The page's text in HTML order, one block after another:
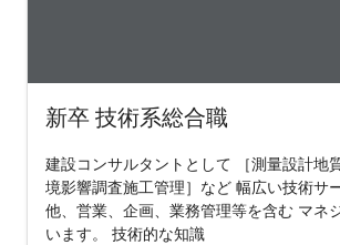
新卒 技術系総合職
建設コンサルタントとして ［測量設計地
境影響調査施工管理］など 幅広い技術サ
他、営業、企画、業務管理等を含む マネ
います。 技術的な知識